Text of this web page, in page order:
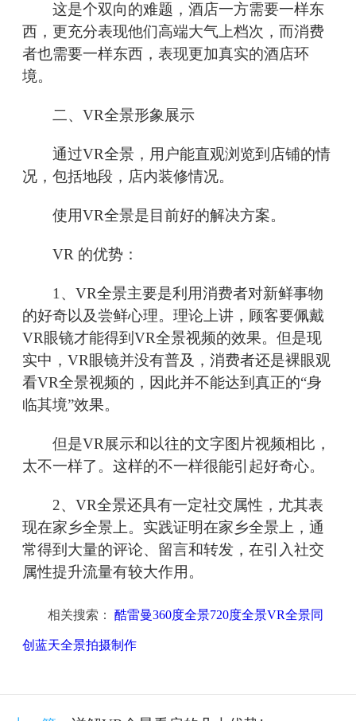
这是个双向的难题，酒店一方需要一样东
西，更充分表现他们高端大气上档次，而消费
者也需要一样东西，表现更加真实的酒店环
境。
二、VR全景形象展示
通过VR全景，用户能直观浏览到店铺的情
况，包括地段，店内装修情况。
使用VR全景是目前好的解决方案。
VR 的优势：
1、VR全景主要是利用消费者对新鲜事物
的好奇以及尝鲜心理。理论上讲，顾客要佩戴
VR眼镜才能得到VR全景视频的效果。但是现
实中，VR眼镜并没有普及，消费者还是裸眼观
看VR全景视频的，因此并不能达到真正的“身
临其境”效果。
但是VR展示和以往的文字图片视频相比，
太不一样了。这样的不一样很能引起好奇心。
2、VR全景还具有一定社交属性，尤其表
现在家乡全景上。实践证明在家乡全景上，通
常得到大量的评论、留言和转发，在引入社交
属性提升流量有较大作用。
相关搜索： 酷雷曼360度全景720度全景VR全景同
创蓝天全景拍摄制作